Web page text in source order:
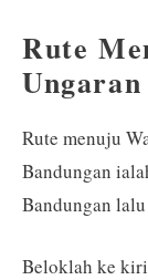
Rute
Ungaran
Rute menuju
Bandungan
Bandungan
Beloklah ke